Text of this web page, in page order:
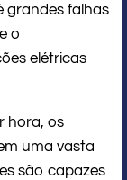
grandes falhas
o
elétricas
hora, os
uma vasta
são capazes